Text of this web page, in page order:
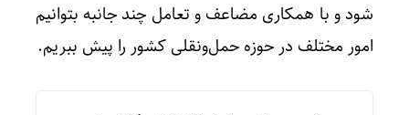
شود و با همکاری مضاعف و تعامل چند جانبه بتوانیم
امور مختلف در حوزه حمل‌و‌نقلی کشور را پیش ببریم.